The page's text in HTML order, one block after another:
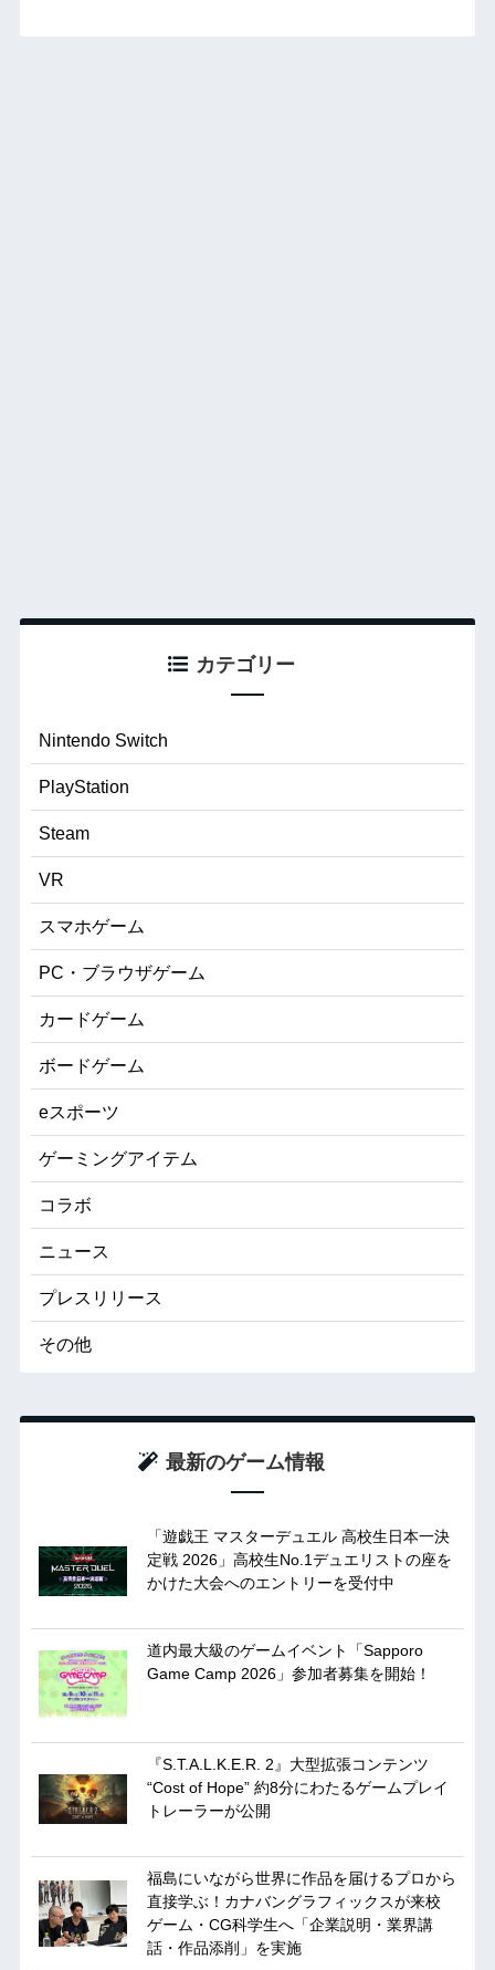
カテゴリー
Nintendo Switch
PlayStation
Steam
VR
スマホゲーム
PC・ブラウザゲーム
カードゲーム
ボードゲーム
eスポーツ
ゲーミングアイテム
コラボ
ニュース
プレスリリース
その他
最新のゲーム情報
「遊戯王 マスターデュエル 高校生日本一決
定戦 2026」高校生No.1デュエリストの座を
かけた大会へのエントリーを受付中
道内最大級のゲームイベント「Sapporo
Game Camp 2026」参加者募集を開始！
『S.T.A.L.K.E.R. 2』大型拡張コンテンツ
“Cost of Hope” 約8分にわたるゲームプレイ
トレーラーが公開
福島にいながら世界に作品を届けるプロから
直接学ぶ！カナバングラフィックスが来校
ゲーム・CG科学生へ「企業説明・業界講
話・作品添削」を実施